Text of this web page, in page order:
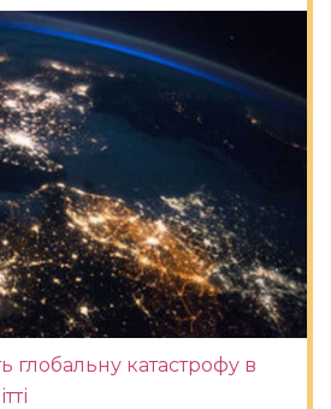
глобальну катастрофу в